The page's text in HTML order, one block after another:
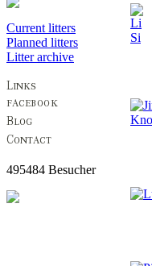
Current litters
Planned litters
Litter archive
495484 Besucher